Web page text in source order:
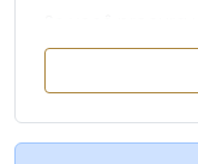
com excelente
detalhes que
oportunidade
Área construída: